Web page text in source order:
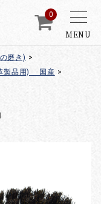
MENU
0
磨き) >
製品用) 国産 >